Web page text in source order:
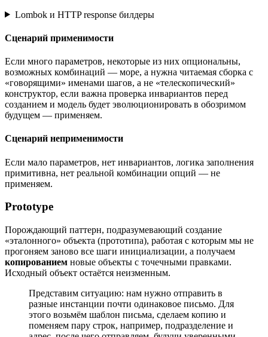
Lombok и HTTP response билдеры
Сценарий применимости
Если много параметров, некоторые из них опциональны,
возможных комбинаций — море, а нужна читаемая сборка с
«говорящими» именами шагов, а не «телескопический»
конструктор, если важна проверка инвариантов перед
созданием и модель будет эволюционировать в обозримом
будущем — применяем.
Сценарий неприменимости
Если мало параметров, нет инвариантов, логика заполнения
примитивна, нет реальной комбинации опций — не
применяем.
Prototype
Порождающий паттерн, подразумевающий создание
«эталонного» объекта (прототипа), работая с которым мы не
прогоняем заново все шаги инициализации, а получаем
копированием новые объекты с точечными правками.
Исходный объект остаётся неизменным.
Представим ситуацию: нам нужно отправить в
разные инстанции почти одинаковое письмо. Для
этого возьмём шаблон письма, сделаем копию и
поменяем пару строк, например, подразделение и